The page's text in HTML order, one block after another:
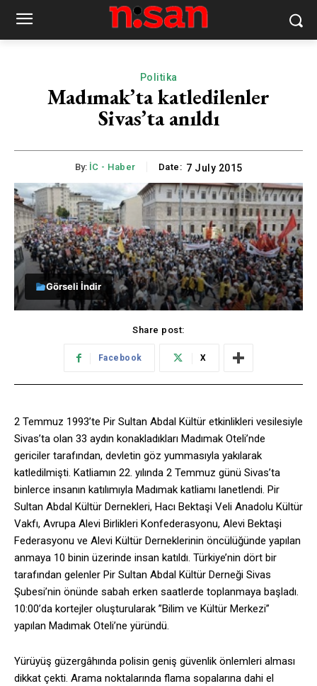
Politika
Madımak’ta katledilenler
Sivas’ta anıldı
By: İC - Haber Date: 7 July 2015
Görseli İndir
Share post:
Facebook X
2 Temmuz 1993’te Pir Sultan Abdal Kültür etkinlikleri vesilesiyle
Sivas’ta olan 33 aydın konakladıkları Madımak Oteli’nde
gericiler tarafından, devletin göz yummasıyla yakılarak
katledilmişti. Katliamın 22. yılında 2 Temmuz günü Sivas’ta
binlerce insanın katılımıyla Madımak katliamı lanetlendi. Pir
Sultan Abdal Kültür Dernekleri, Hacı Bektaşi Veli Anadolu Kültür
Vakfı, Avrupa Alevi Birlikleri Konfederasyonu, Alevi Bektaşi
Federasyonu ve Alevi Kültür Derneklerinin öncülüğünde yapılan
anmaya 10 binin üzerinde insan katıldı. Türkiye’nin dört bir
tarafından gelenler Pir Sultan Abdal Kültür Derneği Sivas
Şubesi’nin önünde sabah erken saatlerde toplanmaya başladı.
10:00’da kortejler oluşturularak ”Bilim ve Kültür Merkezi”
yapılan Madımak Oteli’ne yüründü.
Yürüyüş güzergâhında polisin geniş güvenlik önlemleri alması
dikkat çekti. Arama noktalarında flama sopalarına dahi el